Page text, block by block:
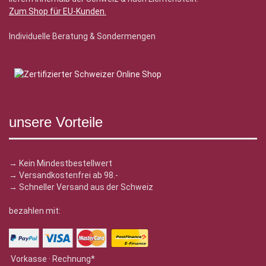
Zum Shop für EU-Kunden.
Individuelle Beratung & Sondermengen
unsere Vorteile
→ Kein Mindestbestellwert
→ Versandkostenfrei ab 98.-
→ Schneller Versand aus der Schweiz
bezahlen mit:
Vorkasse · Rechnung*